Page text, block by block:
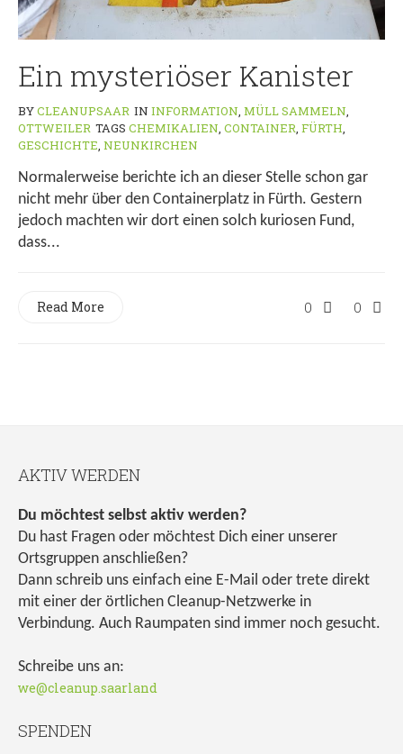
Ein mysteriöser Kanister
BYCLEANUPSAAR IN INFORMATION, MÜLL SAMMELN,
OTTWEILER TAGS CHEMIKALIEN, CONTAINER, FÜRTH,
GESCHICHTE, NEUNKIRCHEN
Normalerweise berichte ich an dieser Stelle schon gar
nicht mehr über den Containerplatz in Fürth. Gestern
jedoch machten wir dort einen solch kuriosen Fund,
dass...
0 0
Read More
AKTIV WERDEN
Du möchtest selbst aktiv werden?
Du hast Fragen oder möchtest Dich einer unserer
Ortsgruppen anschließen?
Dann schreib uns einfach eine E-Mail oder trete direkt
mit einer der örtlichen Cleanup-Netzwerke in
Verbindung. Auch Raumpaten sind immer noch gesucht.
Schreibe uns an:
we@cleanup.saarland
SPENDEN